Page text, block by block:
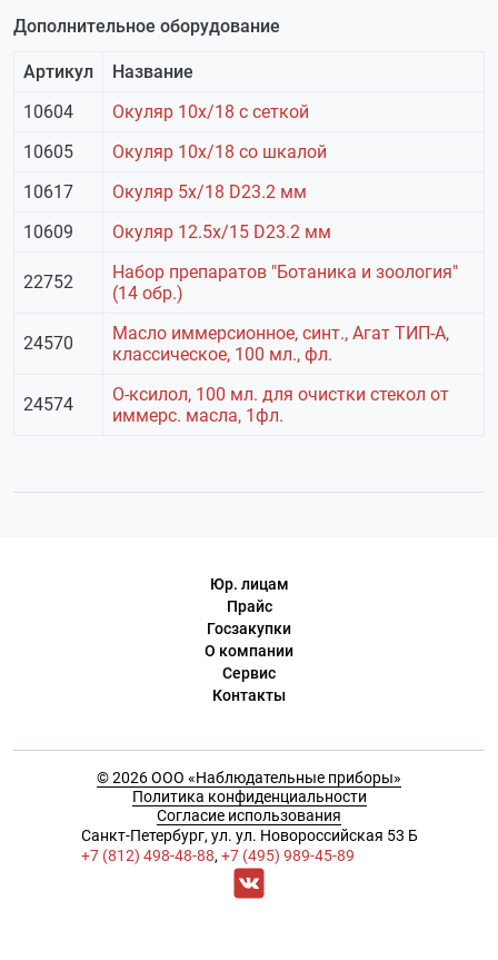
Дополнительное оборудование
Артикул
Название
10604
Окуляр 10х/18 с сеткой
10605
Окуляр 10х/18 со шкалой
10617
Окуляр 5х/18 D23.2 мм
10609
Окуляр 12.5х/15 D23.2 мм
22752
Набор препаратов "Ботаника и зоология"
(14 обр.)
24570
Масло иммерсионное, синт., Агат ТИП-А,
классическое, 100 мл., фл.
24574
О-ксилол, 100 мл. для очистки стекол от
иммерс. масла, 1фл.
Юр. лицам
Прайс
Госзакупки
О компании
Сервис
Контакты
© 2026 ООО «Наблюдательные приборы»
Политика конфиденциальности
Согласие использования
Cанкт-Петербург, ул. ул. Новороссийская 53 Б
+7 (812) 498-48-88, +7 (495) 989-45-89